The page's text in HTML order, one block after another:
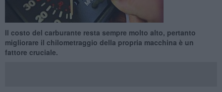
​Il costo del carburante resta sempre molto alto, pertanto
migliorare il chilometraggio della propria macchina è un
fattore cruciale.